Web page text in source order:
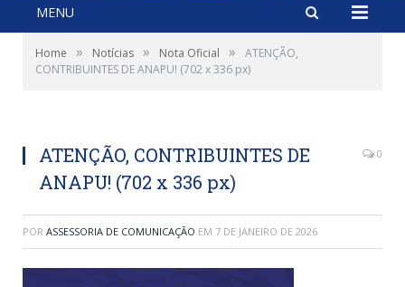
MENU
Home » Notícias » Nota Oficial »
ATENÇÃO,
CONTRIBUINTES DE ANAPU! (702 x 336 px)
ATENÇÃO, CONTRIBUINTES DE
ANAPU! (702 x 336 px)
0
POR ASSESSORIA DE COMUNICAÇÃO EM 7 DE JANEIRO DE 2026